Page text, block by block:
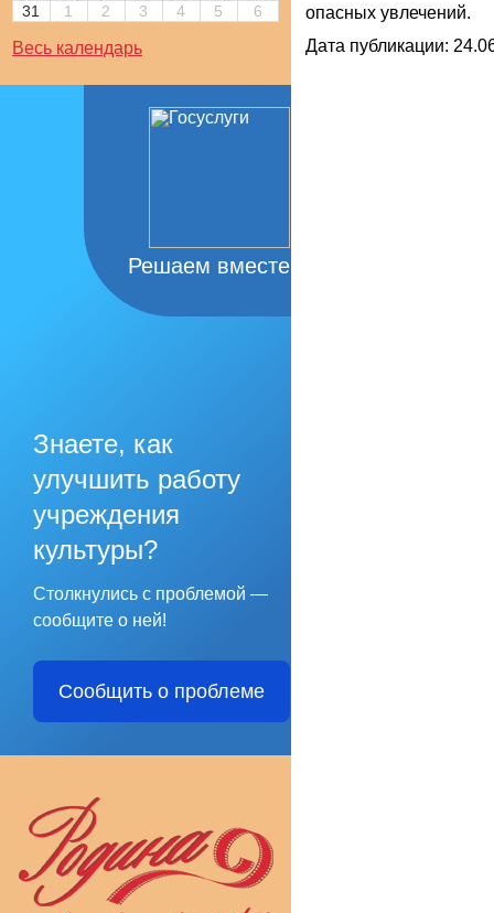
31
1 2 3 4 5 6
Весь календарь
Решаем вместе
Знаете, как
улучшить работу
учреждения
культуры?
Столкнулись с проблемой —
сообщите о ней!
Сообщить о проблеме
опасных увлечений.
Дата публикации: